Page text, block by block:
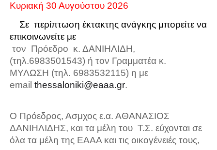
Κυριακή 30 Αυγούστου 2026
Σε περίπτωση έκτακτης ανάγκης μπορείτε να
επικοινωνείτε με
τον Πρόεδρο κ. ΔΑΝΙΗΛΙΔΗ,
(τηλ.6983501543) ή τον Γραμματέα κ.
ΜΥΛΩΣΗ (τηλ. 6983532115) η με
email thessaloniki@eaaa.gr.
Ο Πρόεδρος, Ασμχος ε.α. ΑΘΑΝΑΣΙΟΣ
ΔΑΝΙΗΛΙΔΗΣ, και τα μέλη του Τ.Σ. εύχονται σε
όλα τα μέλη της ΕΑΑΑ και τις οικογένειές τους,